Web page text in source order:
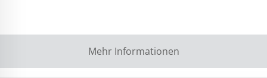
Mehr Informationen